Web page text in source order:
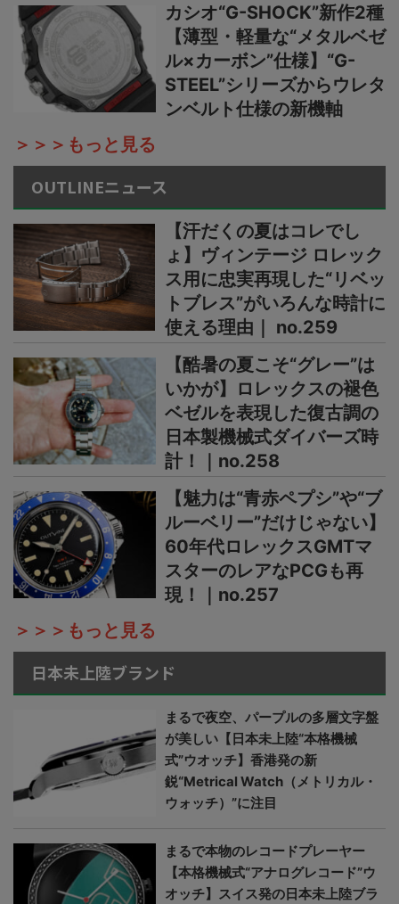
カシオ“G-SHOCK”新作2種
【薄型・軽量な“メタルベゼ
ル×カーボン”仕様】“G-
STEEL”シリーズからウレタ
ンベルト仕様の新機軸
＞＞＞もっと見る
OUTLINEニュース
【汗だくの夏はコレでし
ょ】ヴィンテージ ロレック
ス用に忠実再現した“リベッ
トブレス”がいろんな時計に
使える理由｜ no.259
【酷暑の夏こそ“グレー”は
いかが】ロレックスの褪色
ベゼルを表現した復古調の
日本製機械式ダイバーズ時
計！｜no.258
【魅力は“青赤ペプシ”や“ブ
ルーベリー”だけじゃない】
60年代ロレックスGMTマ
スターのレアなPCGも再
現！｜no.257
＞＞＞もっと見る
日本未上陸ブランド
まるで夜空、パープルの多層文字盤
が美しい【日本未上陸“本格機械
式”ウオッチ】香港発の新
鋭“Metrical Watch（メトリカル・
ウォッチ）”に注目
まるで本物のレコードプレーヤー
【本格機械式“アナログレコード”ウ
オッチ】スイス発の日本未上陸ブラ